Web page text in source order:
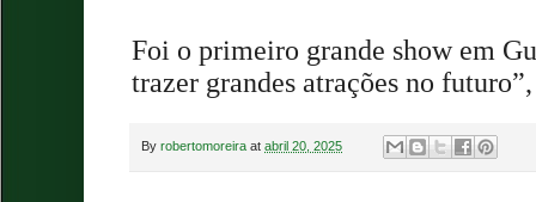
Foi o primeiro grande show em
trazer grandes atrações no
By robertomoreira at abril 20, 2025